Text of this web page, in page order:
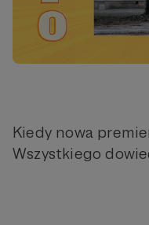
Kiedy nowa
Wszystkiego